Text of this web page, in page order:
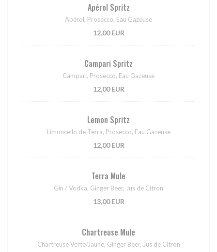
Apérol Spritz
Apérol, Prosecco, Eau Gazeuse
12,00 EUR
Campari Spritz
Campari, Prosecco, Eau Gazeuse
12,00 EUR
Lemon Spritz
Limoncello de Terra, Prosecco, Eau Gazeuse
12,00 EUR
Terra Mule
Gin / Vodka, Ginger Beer, Jus de Citron
13,00 EUR
Chartreuse Mule
Chartreuse Verte/Jaune, Ginger Beer, Jus de Citron